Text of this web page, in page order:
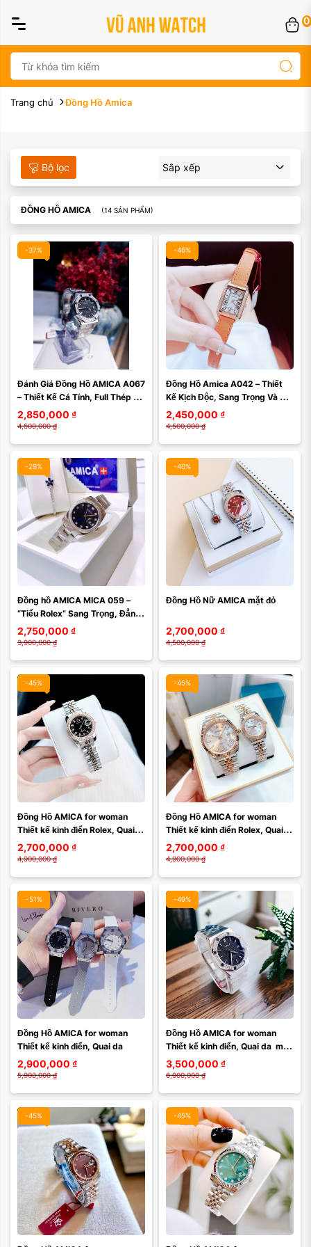
0
Trang chủ Đồng Hồ Amica
Bộ lọc Sắp xếp
ĐỒNG HỒ AMICA (14 SẢN PHẨM)
-37%
Đánh Giá Đồng Hồ AMICA A067
– Thiết Kế Cá Tính, Full Thép
Nguyên Khối Và Phong Cách
Thời Trang ...
2,850,000 ₫
4,500,000 ₫
-46%
Đồng Hồ Amica A042 – Thiết
Kế Kịch Độc, Sang Trọng Và
Cực Đẹp
2,450,000 ₫
4,500,000 ₫
-29%
Đồng hồ AMICA MICA 059 –
“Tiểu Rolex” Sang Trọng, Đẳng
Cấp Cho Cổ Tay Châu Á
2,750,000 ₫
3,900,000 ₫
-40%
Màu mặt:
Xóa
Đồng Hồ Nữ AMICA mặt đỏ
2,700,000 ₫
4,500,000 ₫
-45%
Đồng Hồ AMICA for woman
Thiết kế kinh điển Rolex, Quai
kim loại demi Kính sapphire
mặt đen
2,700,000 ₫
4,900,000 ₫
-45%
Đồng Hồ AMICA for woman
Thiết kế kinh điển Rolex, Quai
kim loại demi Kính sapphire
mặt khảm
2,700,000 ₫
4,900,000 ₫
-51%
Đồng Hồ AMICA for woman
Thiết kế kinh điển, Quai da
2,900,000 ₫
5,900,000 ₫
-49%
Đồng Hồ AMICA for woman
Thiết kế kinh điển, Quai da  mặt
đen
3,500,000 ₫
6,900,000 ₫
-45% -45%